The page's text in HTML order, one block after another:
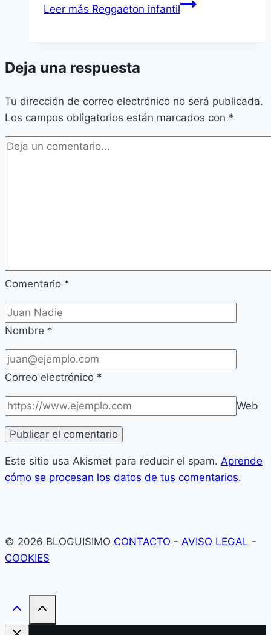
Leer más Reggaeton infantil
Deja una respuesta
Tu dirección de correo electrónico no será publicada.
Los campos obligatorios están marcados con *
Comentario *
Nombre *
Correo electrónico *
Web
Este sitio usa Akismet para reducir el spam. Aprende
cómo se procesan los datos de tus comentarios.
© 2026 BLOGUISIMO CONTACTO - AVISO LEGAL -
COOKIES